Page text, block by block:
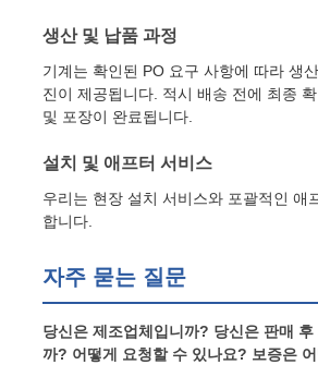
생산 및 납품 과정
기계는 확인된 PO 요구 사항에 따라 생
진이 제공됩니다. 적시 배송 전에 최종
및 포장이 완료됩니다.
설치 및 애프터 서비스
우리는 현장 설치 서비스와 포괄적인 애
합니다.
자주 묻는 질문
당신은 제조업체입니까? 당신은 판매 후
까? 어떻게 요청할 수 있나요? 보증은